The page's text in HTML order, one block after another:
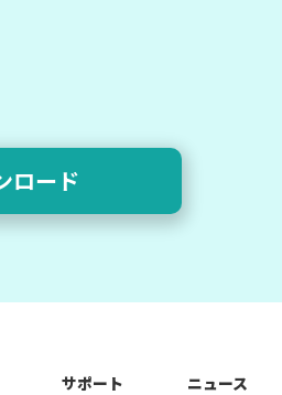
ロード
サポート ニュース